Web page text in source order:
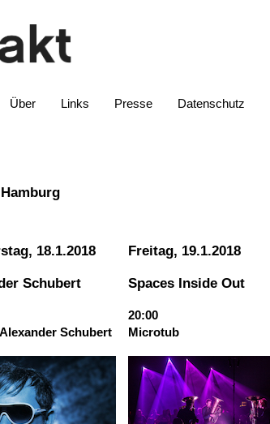
Über Links Presse Datenschutz
18.1.2018
Schubert
Schubert
Freitag, 19.1.2018
Spaces Inside Out
20:00
Microtub